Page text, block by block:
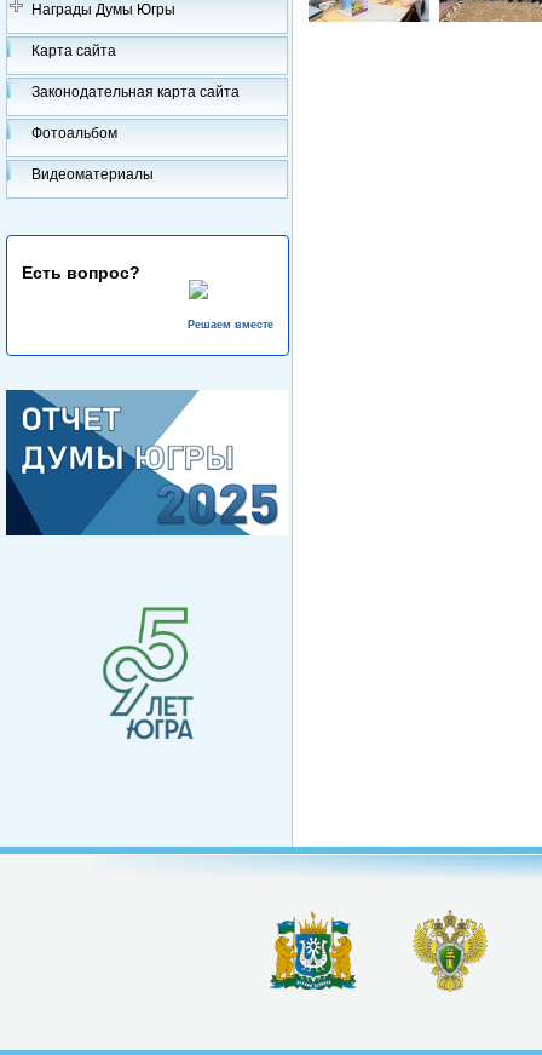
Награды Думы Югры
Карта сайта
Законодательная карта сайта
Фотоальбом
Видеоматериалы
Есть вопрос?
Решаем вместе